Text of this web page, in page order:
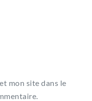
mon site dans le